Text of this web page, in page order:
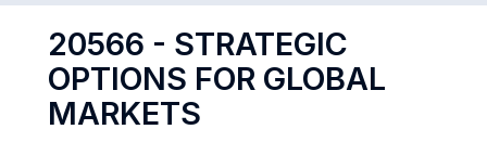
20566 - STRATEGIC
OPTIONS FOR GLOBAL
MARKETS